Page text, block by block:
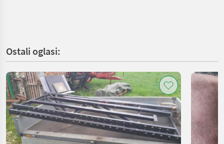
Ostali oglasi: